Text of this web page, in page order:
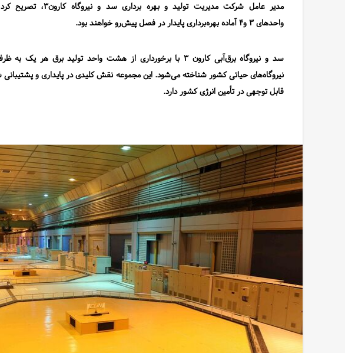
مدیر عامل شرکت مدیریت تولید و بهره برداری سد و نیروگاه کارون۳، تصریح
واحدهای۳ و۴ آماده بهره‌برداری پایدار در فصل پیش‌رو خواهند بود.
سد و نیروگاه برق‌آبی کارون۳ با برخورداری از هشت واحد تولید برق هر یک به
نیروگاه‌های حیاتی کشور شناخته می‌شود. این مجموعه نقش کلیدی در پایداری و
قابل توجهی در تأمین انرژی کشور دارد.